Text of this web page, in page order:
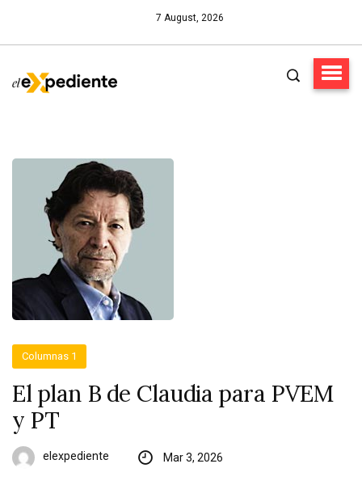
7 August, 2026
Columnas 1
El plan B de Claudia para PVEM
y PT
elexpediente Mar 3, 2026